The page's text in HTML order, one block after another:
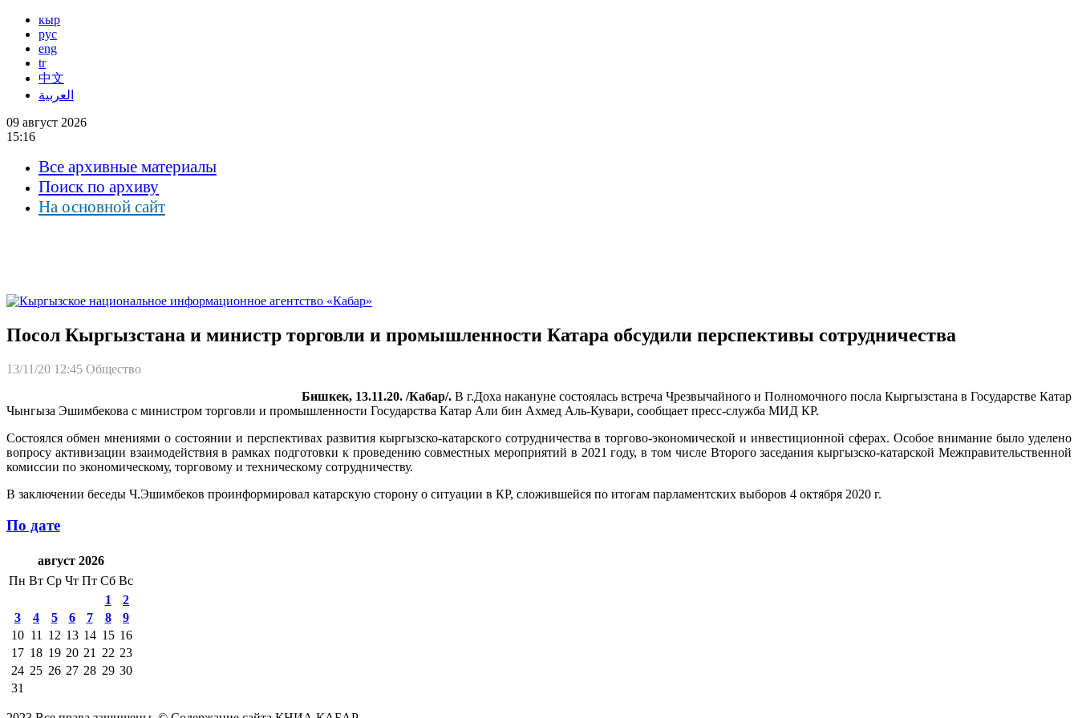
кыр
рус
eng
tr
中文
العربية
09 август 2026
15:16
Все архивные материалы
Поиск по архиву
На основной сайт
Посол Кыргызстана и министр торговли и промышленности Катара обсудили перспективы сотрудничества
13/11/20 12:45 Общество
Бишкек, 13.11.20. /Кабар/. В г.Доха накануне состоялась встреча Чрезвычайного и Полномочного посла Кыргызстана в Государстве Катар
Чынгыза Эшимбекова с министром торговли и промышленности Государства Катар Али бин Ахмед Аль-Кувари, сообщает пресс-служба МИД КР.
Состоялся обмен мнениями о состоянии и перспективах развития кыргызско-катарского сотрудничества в торгово-экономической и инвестиционной сферах. Особое внимание было уделено
вопросу активизации взаимодействия в рамках подготовки к проведению совместных мероприятий в 2021 году, в том числе Второго заседания кыргызско-катарской Межправительственной
комиссии по экономическому, торговому и техническому сотрудничеству.
В заключении беседы Ч.Эшимбеков проинформировал катарскую сторону о ситуации в КР, сложившейся по итогам парламентских выборов 4 октября 2020 г.
По дате
август 2026
Пн Вт Ср Чт Пт Сб Вс
1
2
3
4 5 6 7 8
9
10 11 12 13 14 15 16
17 18 19 20 21 22 23
24 25 26 27 28 29 30
31